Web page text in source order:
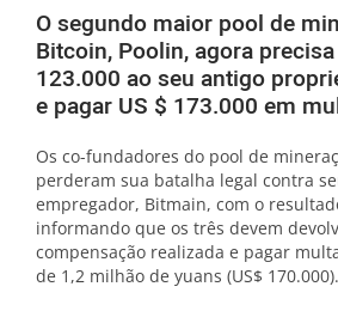
vietnamese
O segundo maior pool de
Bitcoin, Poolin, agora
123.000 ao seu antigo
e pagar US $ 173.000 em
Os co-fundadores do pool de
perderam sua batalha legal contra
empregador, Bitmain, com o
informando que os três devem
compensação realizada e pagar
de 1,2 milhão de yuans (US$ 170.000).